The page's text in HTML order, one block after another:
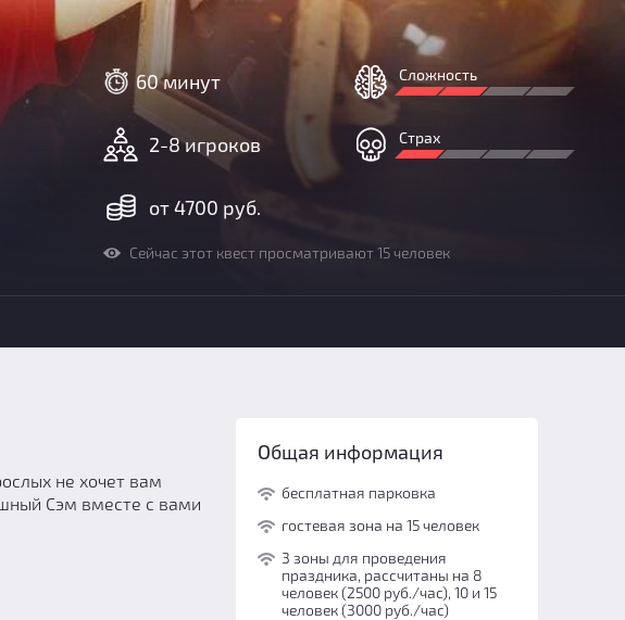
60 минут
2-8 игроков
от 4700 руб.
Сложность
Страх
Сейчас этот квест просматривают 15 человек
не хочет вам
Сэм вместе с вами
Общая информация
бесплатная парковка
гостевая зона на 15 человек
3 зоны для проведения
праздника, рассчитаны на 8
человек (2500 руб./час), 10 и 15
человек (3000 руб./час)